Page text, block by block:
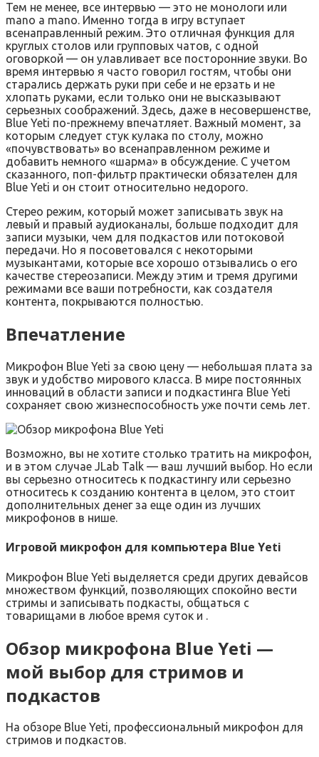
Тем не менее, все интервью — это не монологи или
mano a mano. Именно тогда в игру вступает
всенаправленный режим. Это отличная функция для
круглых столов или групповых чатов, с одной
оговоркой — он ​​улавливает все посторонние звуки. Во
время интервью я часто говорил гостям, чтобы они
старались держать руки при себе и не ерзать и не
хлопать руками, если только они не высказывают
серьезных соображений. Здесь, даже в несовершенстве,
Blue Yeti по-прежнему впечатляет. Важный момент, за
которым следует стук кулака по столу, можно
«почувствовать» во всенаправленном режиме и
добавить немного «шарма» в обсуждение. С учетом
сказанного, поп-фильтр практически обязателен для
Blue Yeti и он стоит относительно недорого.
Стерео режим, который может записывать звук на
левый и правый аудиоканалы, больше подходит для
записи музыки, чем для подкастов или потоковой
передачи. Но я посоветовался с некоторыми
музыкантами, которые все хорошо отзывались о его
качестве стереозаписи. Между этим и тремя другими
режимами все ваши потребности, как создателя
контента, покрываются полностью.
Впечатление
Микрофон Blue Yeti за свою цену — небольшая плата за
звук и удобство мирового класса. В мире постоянных
инноваций в области записи и подкастинга Blue Yeti
сохраняет свою жизнеспособность уже почти семь лет.
Возможно, вы не хотите столько тратить на микрофон,
и в этом случае JLab Talk — ваш лучший выбор. Но если
вы серьезно относитесь к подкастингу или серьезно
относитесь к созданию контента в целом, это стоит
дополнительных денег за еще один из лучших
микрофонов в нише.
Игровой микрофон для компьютера Blue Yeti
Микрофон Blue Yeti выделяется среди других девайсов
множеством функций, позволяющих спокойно вести
стримы и записывать подкасты, общаться с
товарищами в любое время суток и .
Обзор микрофона Blue Yeti —
мой выбор для стримов и
подкастов
На обзоре Blue Yeti, профессиональный микрофон для
стримов и подкастов.